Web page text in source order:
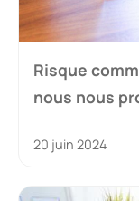
Risque
nous nous
20 juin 2024